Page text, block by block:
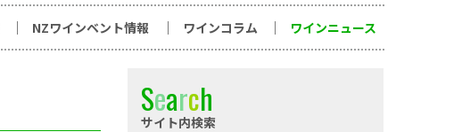
NZワインベント情報 ワインコラム ワインニュース
Search
サイト内検索